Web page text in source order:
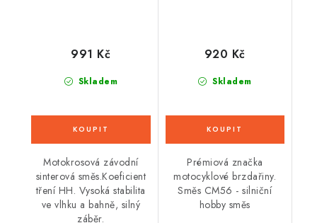
Skladem
991 Kč
Motokrosová závodní
sinterová směs.Koeficient
tření HH. Vysoká stabilita
ve vlhku a bahně, silný
záběr.
Skladem
920 Kč
Prémiová značka
motocyklové brzdařiny.
Směs CM56 - silniční
hobby směs